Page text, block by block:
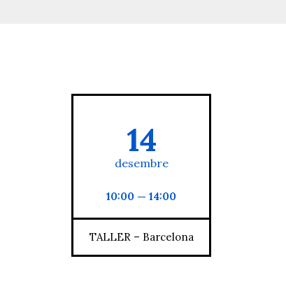
14
desembre
10:00 — 14:00
TALLER – Barcelona